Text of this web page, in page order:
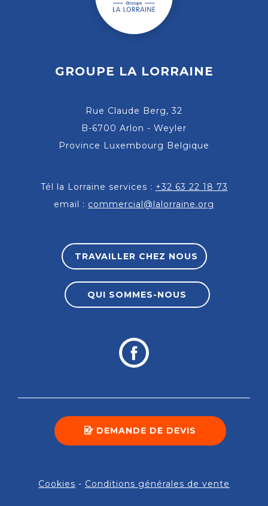
GROUPE LA LORRAINE
Rue Claude Berg, 32
B-6700 Arlon - Weyler
Province Luxembourg Belgique
Tél la Lorraine services : +32 63 22 18 73
email : commercial@lalorraine.org
TRAVAILLER CHEZ NOUS
QUI SOMMES-NOUS
DEMANDE DE DEVIS
Cookies - Conditions générales de vente